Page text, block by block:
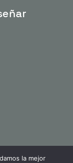
la mejor